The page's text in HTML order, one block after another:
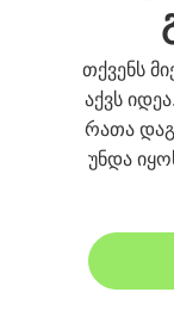
თქვენს
აქვს
რათა
უნდა